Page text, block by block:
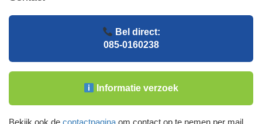
Bel direct:
085-0160238
Informatie verzoek